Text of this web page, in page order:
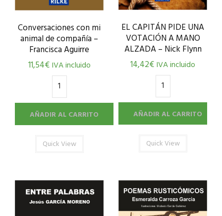
Conversaciones con mi
animal de compañía –
Francisca Aguirre
11,54€ IVA incluido
AÑADIR AL CARRITO
Quick View
EL CAPITÁN PIDE UNA
VOTACIÓN A MANO
ALZADA – Nick Flynn
14,42€IVA incluido
AÑADIR AL CARRITO
Quick View